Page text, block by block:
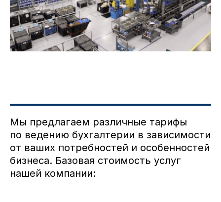
Мы предлагаем различные тарифы
по ведению бухгалтерии в зависимости
от ваших потребностей и особенностей
бизнеса. Базовая стоимость услуг
нашей компании: